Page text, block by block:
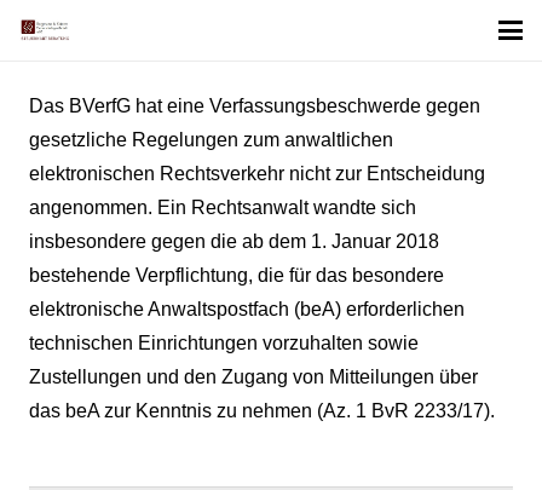
Das BVerfG hat eine Verfassungsbeschwerde gegen
gesetzliche Regelungen zum anwaltlichen
elektronischen Rechtsverkehr nicht zur Entscheidung
angenommen. Ein Rechtsanwalt wandte sich
insbesondere gegen die ab dem 1. Januar 2018
bestehende Verpflichtung, die für das besondere
elektronische Anwaltspostfach (beA) erforderlichen
technischen Einrichtungen vorzuhalten sowie
Zustellungen und den Zugang von Mitteilungen über
das beA zur Kenntnis zu nehmen (Az. 1 BvR 2233/17).